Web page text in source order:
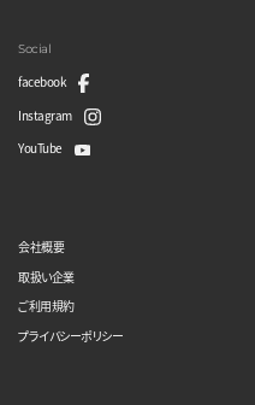
Social
facebook
Instagram
YouTube
会社概要
取扱い企業
ご利用規約
プライバシーポリシー